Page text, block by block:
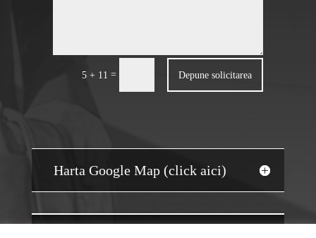
5 + 11 = Depune solicitarea
Harta Google Map (click aici)